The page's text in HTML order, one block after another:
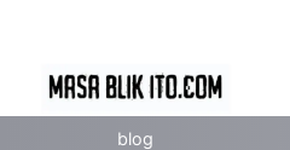
blog